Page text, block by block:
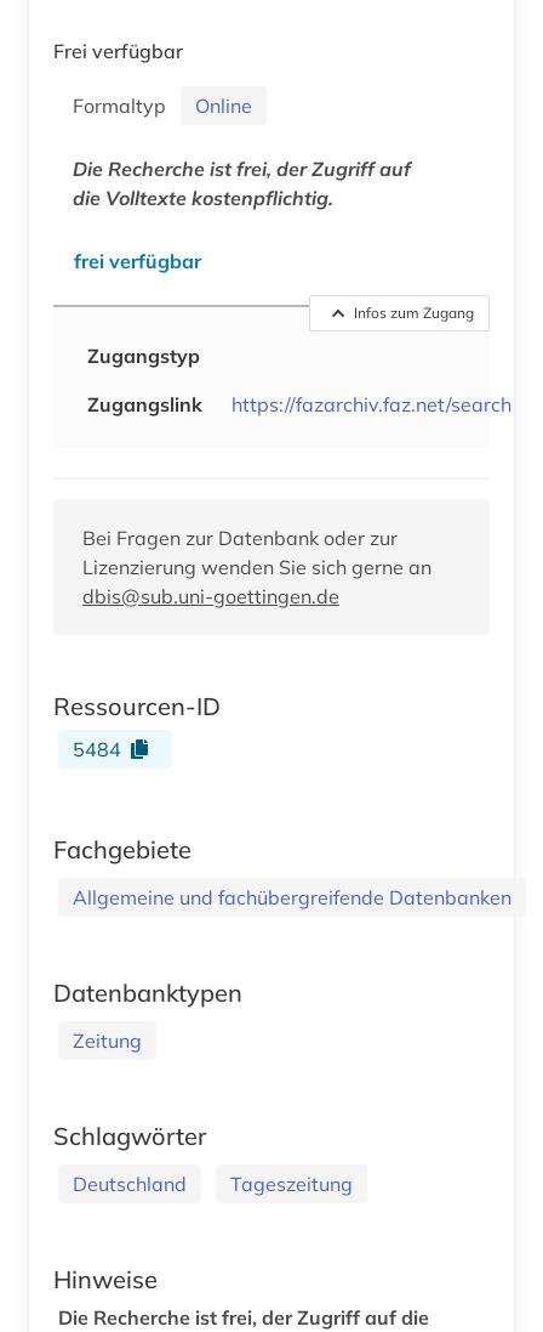
Frei verfügbar
Formaltyp Online
Die Recherche ist frei, der Zugriff auf
die Volltexte kostenpflichtig.
frei verfügbar
Infos zum Zugang
Zugangstyp
Zugangslink
https://fazarchiv.faz.net/search
Bei Fragen zur Datenbank oder zur
Lizenzierung wenden Sie sich gerne an
dbis@sub.uni-goettingen.de
Ressourcen-ID
5484
Fachgebiete
Allgemeine und fachübergreifende Datenbanken
Datenbanktypen
Zeitung
Schlagwörter
Deutschland Tageszeitung
Hinweise
Die Recherche ist frei, der Zugriff auf die